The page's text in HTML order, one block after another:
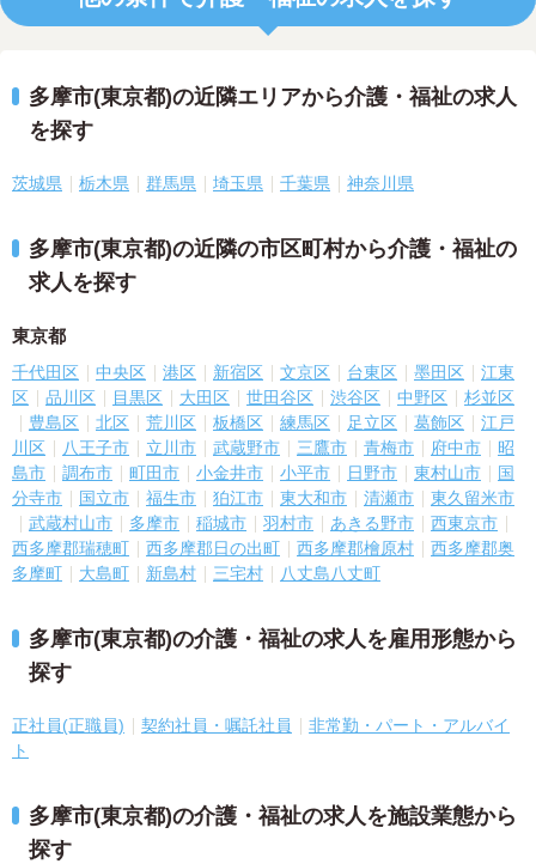
多摩市(東京都)の近隣エリアから介護・福祉の求人
を探す
茨城県 栃木県 群馬県 埼玉県 千葉県 神奈川県
多摩市(東京都)の近隣の市区町村から介護・福祉の
求人を探す
東京都
千代田区 中央区 港区 新宿区 文京区 台東区 墨田区
江東
区
品川区 目黒区 大田区 世田谷区 渋谷区 中野区
杉並区
豊島区
北区 荒川区 板橋区 練馬区 足立区 葛飾区
江戸
川区
八王子市 立川市 武蔵野市 三鷹市 青梅市 府中市
昭
島市
調布市 町田市 小金井市 小平市 日野市 東村山市
国
分寺市
国立市 福生市 狛江市 東大和市 清瀬市
東久留米市
武蔵村山市
多摩市 稲城市 羽村市 あきる野市
西東京市
西多摩郡瑞穂町
西多摩郡日の出町 西多摩郡檜原村
西多摩郡奥
多摩町
大島町 新島村 三宅村 八丈島八丈町
多摩市(東京都)の介護・福祉の求人を雇用形態から
探す
正社員(正職員) 契約社員・嘱託社員
非常勤・パート・アルバイ
ト
多摩市(東京都)の介護・福祉の求人を施設業態から
探す